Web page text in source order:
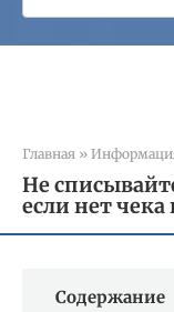
Главная »
Не
если нет чека
Содержание